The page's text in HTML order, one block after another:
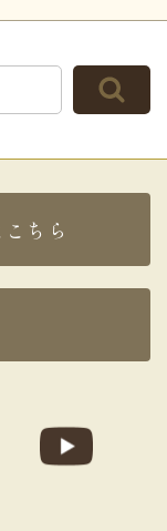
。（ポチャッ
た。
たいです。
ちら